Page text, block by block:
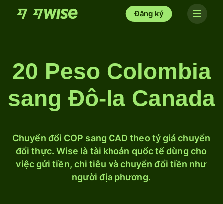
Đăng ký
20 Peso Colombia
sang Đô-la Canada
Chuyển đổi COP sang CAD theo tỷ giá chuyển
đổi thực. Wise là tài khoản quốc tế dùng cho
việc gửi tiền, chi tiêu và chuyển đổi tiền như
người địa phương.